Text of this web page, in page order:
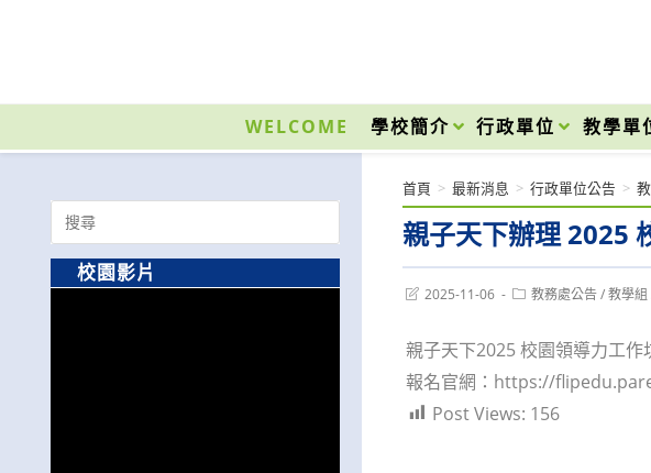
內
WELCOME 學校簡介 行政單位 教學
親子天下辦理 2025
首頁 > 最新消息 > 行政單位公告 >
Post2025-11-06
Post教務處公告 / 教學組
親子天下2025 校園領導力工
報名官網：https://
Post Views: 156
Search
for:
校園影片